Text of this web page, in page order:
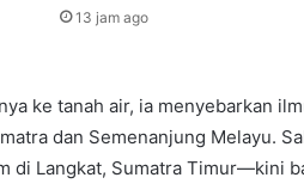
13 jam ago
ke tanah air, ia menyebarkan
dan Semenanjung Melayu.
di Langkat, Sumatra Timur—kini